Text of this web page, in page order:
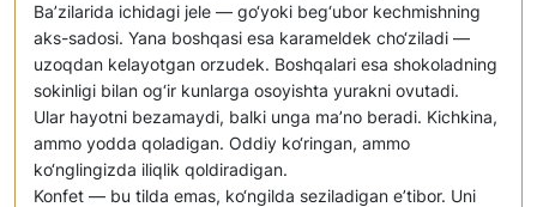
Ba’zilarida ichidagi jele — go‘yoki beg‘ubor kechmishning
aks-sadosi. Yana boshqasi esa karameldek cho‘ziladi —
uzoqdan kelayotgan orzudek. Boshqalari esa shokoladning
sokinligi bilan og‘ir kunlarga osoyishta yurakni ovutadi.
Ular hayotni bezamaydi, balki unga ma’no beradi. Kichkina,
ammo yodda qoladigan. Oddiy ko‘ringan, ammo
ko‘nglingizda iliqlik qoldiradigan.
Konfet — bu tilda emas, ko‘ngilda seziladigan e’tibor. Uni